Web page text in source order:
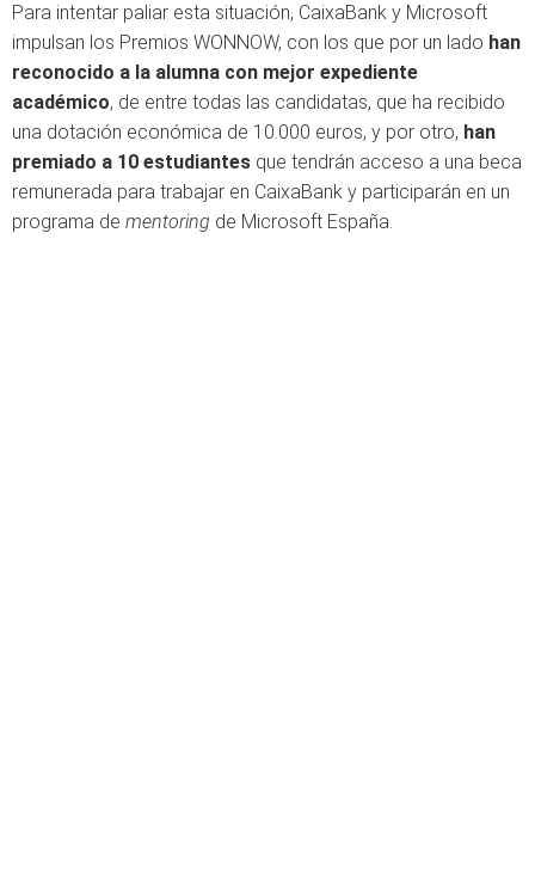
Para intentar paliar esta situación, CaixaBank y Microsoft
impulsan los Premios WONNOW, con los que por un lado han
reconocido a la alumna con mejor expediente
académico, de entre todas las candidatas, que ha recibido
una dotación económica de 10.000 euros, y por otro, han
premiado a 10 estudiantes que tendrán acceso a una beca
remunerada para trabajar en CaixaBank y participarán en un
programa de mentoring de Microsoft España.